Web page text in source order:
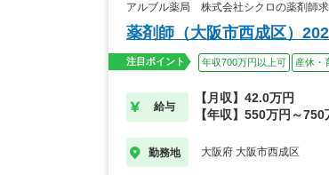
アルブル薬局 株式会社シクロの薬剤師求
薬剤師（大阪市西成区）
注目ポイント 年収700万円以上可 産休・
給与
【月収】42.0万円
【年収】550万円～750
勤務地 大阪府 大阪市西成区